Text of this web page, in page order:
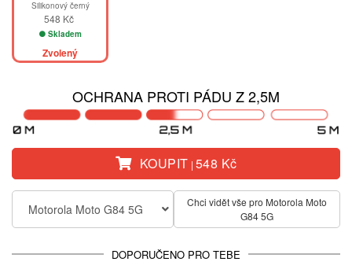
Silikonový černý
548 Kč
Skladem
Zvolený
OCHRANA PROTI PÁDU Z 2,5M
KOUPIT | 548 Kč
Motorola Moto G84 5G
Chci vidět vše pro Motorola Moto
G84 5G
DOPORUČENO PRO TEBE